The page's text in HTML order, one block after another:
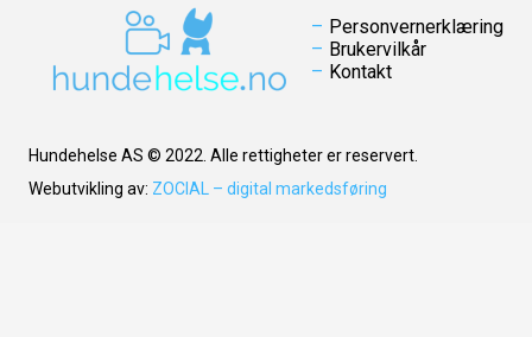
Personvernerklæring
Brukervilkår
Kontakt
Hundehelse AS © 2022. Alle rettigheter er reservert.
Webutvikling av: ZOCIAL – digital markedsføring